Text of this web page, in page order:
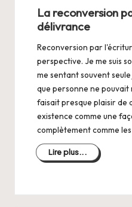
La reconversion
délivrance
Reconversion par
perspective. Je me suis
me sentant souvent
que personne ne pouvait
faisait presque plaisir de
existence comme une
complètement comme
Lire plus...